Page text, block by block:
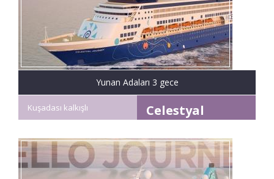
Yunan Adaları 3 gece
Kuşadası kalkışlı
Celestyal
Discovery